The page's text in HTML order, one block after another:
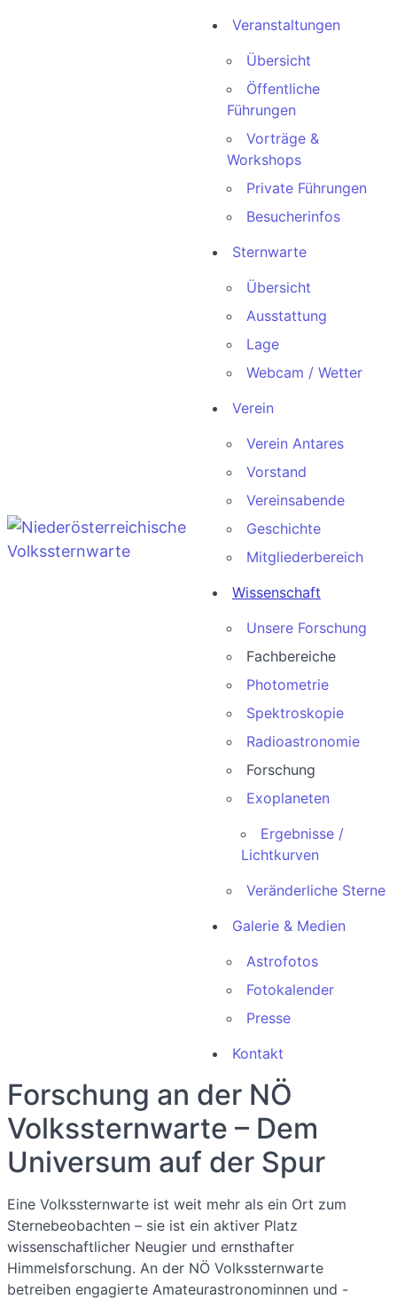
Veranstaltungen
Übersicht
Öffentliche
Führungen
Vorträge &
Workshops
Private Führungen
Besucherinfos
Sternwarte
Übersicht
Ausstattung
Lage
Webcam / Wetter
Verein
Verein Antares
Vorstand
Vereinsabende
Geschichte
Mitgliederbereich
Wissenschaft
Unsere Forschung
Fachbereiche
Photometrie
Spektroskopie
Radioastronomie
Forschung
Exoplaneten
Ergebnisse /
Lichtkurven
Veränderliche Sterne
Galerie & Medien
Astrofotos
Fotokalender
Presse
Kontakt
Forschung an der NÖ
Volkssternwarte – Dem
Universum auf der Spur
Eine Volkssternwarte ist weit mehr als ein Ort zum
Sternebeobachten – sie ist ein aktiver Platz
wissenschaftlicher Neugier und ernsthafter
Himmelsforschung. An der NÖ Volkssternwarte
betreiben engagierte Amateurastronominnen und -